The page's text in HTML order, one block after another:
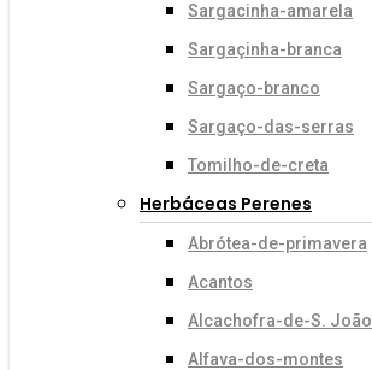
Sargacinha-amarela
Sargaçinha-branca
Sargaço-branco
Sargaço-das-serras
Tomilho-de-creta
Herbáceas Perenes
Abrótea-de-primavera
Acantos
Alcachofra-de-S. João
Alfava-dos-montes